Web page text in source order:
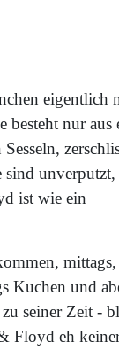
eigentlich
nur aus
sind unverputzt,
ist wie ein
Kuchen und
seiner Zeit -
Floyd eh